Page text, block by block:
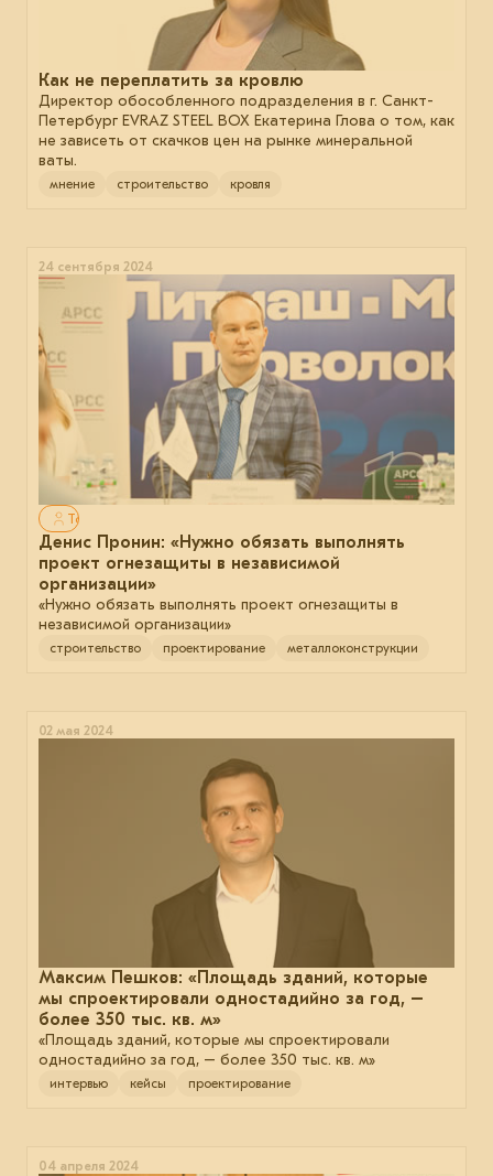
Как не переплатить за кровлю
Директор обособленного подразделения в г. Санкт-
Петербург EVRAZ STEEL BOX Екатерина Глова о том, как
не зависеть от скачков цен на рынке минеральной
ваты.
мнение строительство кровля
24 сентября 2024
Только для авторизованных
Денис Пронин: «Нужно обязать выполнять
проект огнезащиты в независимой
организации»
«Нужно обязать выполнять проект огнезащиты в
независимой организации»
строительство проектирование металлоконструкции
02 мая 2024
Максим Пешков: «Площадь зданий, которые
мы спроектировали одностадийно за год, –
более 350 тыс. кв. м»
«Площадь зданий, которые мы спроектировали
одностадийно за год, – более 350 тыс. кв. м»
интервью кейсы проектирование
04 апреля 2024